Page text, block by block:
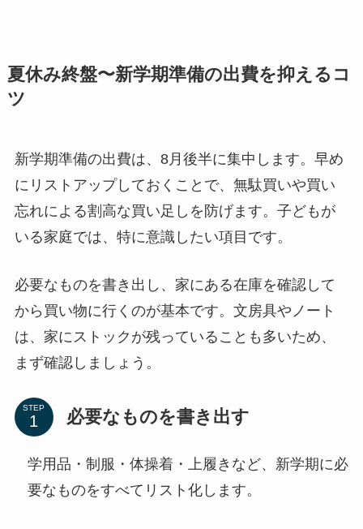
夏休み終盤〜新学期準備の出費を抑えるコ
ツ
新学期準備の出費は、8月後半に集中します。早め
にリストアップしておくことで、無駄買いや買い
忘れによる割高な買い足しを防げます。子どもが
いる家庭では、特に意識したい項目です。
必要なものを書き出し、家にある在庫を確認して
から買い物に行くのが基本です。文房具やノート
は、家にストックが残っていることも多いため、
まず確認しましょう。
STEP 必要なものを書き出す
学用品・制服・体操着・上履きなど、新学期に必
要なものをすべてリスト化します。